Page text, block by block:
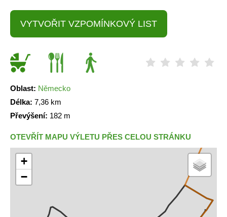
VYTVOŘIT VZPOMÍNKOVÝ LIST
Oblast: Německo
Délka: 7,36 km
Převýšení: 182 m
OTEVŘÍT MAPU VÝLETU PŘES CELOU STRÁNKU
+
−